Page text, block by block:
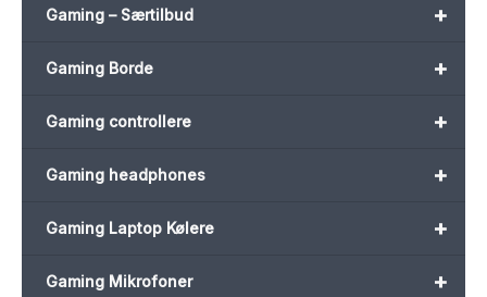
+
Gaming – Særtilbud
+
Gaming Borde
+
Gaming controllere
+
Gaming headphones
+
Gaming Laptop Kølere
+
Gaming Mikrofoner